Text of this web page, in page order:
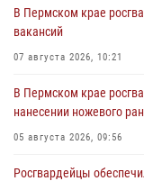
В Пермском крае
вакансий
07 августа 2026, 10:21
В Пермском крае
нанесении ножевого
05 августа 2026, 09:56
Росгвардейцы